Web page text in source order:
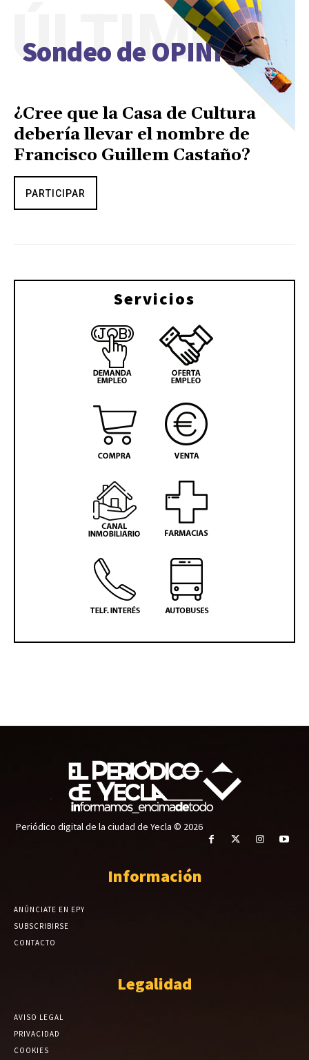
Sondeo de OPINIÓN
ÚLTIMO
¿Cree que la Casa de Cultura
debería llevar el nombre de
Francisco Guillem Castaño?
PARTICIPAR
Servicios
Periódico digital de la ciudad de Yecla © 2026
Información
ANÚNCIATE EN EPY
SUBSCRIBIRSE
CONTACTO
Legalidad
AVISO LEGAL
PRIVACIDAD
COOKIES